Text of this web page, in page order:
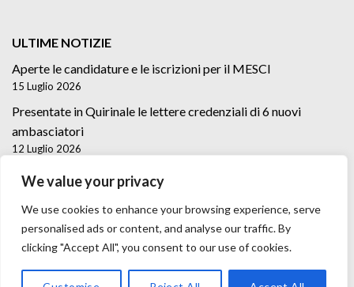
We value your privacy
We use cookies to enhance your browsing experience, serve
personalised ads or content, and analyse our traffic. By
clicking "Accept All", you consent to our use of cookies.
ULTIME NOTIZIE
Aperte le candidature e le iscrizioni per il MESCI
15 Luglio 2026
Presentate in Quirinale le lettere credenziali di 6 nuovi
ambasciatori
12 Luglio 2026
Lettere credenziali di 5 nuovi Ambasciatori